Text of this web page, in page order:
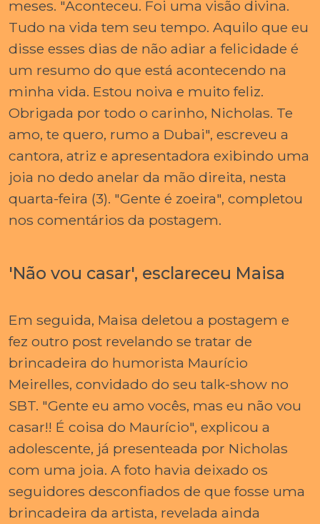
meses. "Aconteceu. Foi uma visão divina.
Tudo na vida tem seu tempo. Aquilo que eu
disse esses dias de não adiar a felicidade é
um resumo do que está acontecendo na
minha vida. Estou noiva e muito feliz.
Obrigada por todo o carinho, Nicholas. Te
amo, te quero, rumo a Dubai", escreveu a
cantora, atriz e apresentadora exibindo uma
joia no dedo anelar da mão direita, nesta
quarta-feira (3). "Gente é zoeira", completou
nos comentários da postagem.
'Não vou casar', esclareceu Maisa
Em seguida, Maisa deletou a postagem e
fez outro post revelando se tratar de
brincadeira do humorista Maurício
Meirelles, convidado do seu talk-show no
SBT. "Gente eu amo vocês, mas eu não vou
casar!! É coisa do Maurício", explicou a
adolescente, já presenteada por Nicholas
com uma joia. A foto havia deixado os
seguidores desconfiados de que fosse uma
brincadeira da artista, revelada ainda